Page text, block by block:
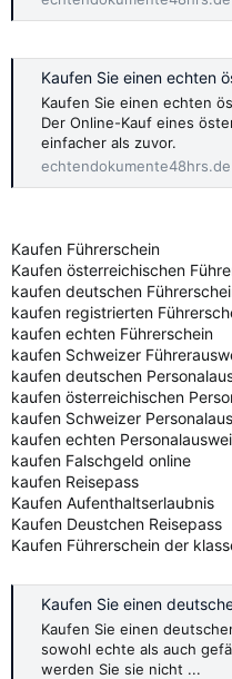
Kaufen Sie einen echten
Kaufen Sie einen echten
Der Online-Kauf eines
einfacher als zuvor.
echtendokumente48hrs.de
Kaufen Führerschein
Kaufen österreichischen
kaufen deutschen
kaufen registrierten
kaufen echten Führerschein
kaufen Schweizer
kaufen deutschen
kaufen österreichischen
kaufen Schweizer
kaufen echten
kaufen Falschgeld online
kaufen Reisepass
Kaufen Aufenthaltserlaubnis
Kaufen Deustchen Reisepass
Kaufen Führerschein der
Kaufen Sie einen
Kaufen Sie einen
sowohl echte als auch
werden Sie sie nicht ...